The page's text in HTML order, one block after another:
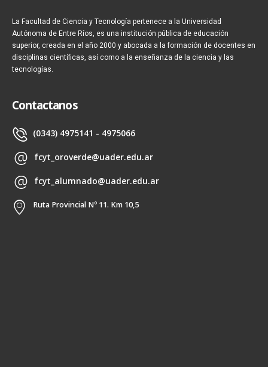
La Facultad de Ciencia y Tecnología pertenece a la Universidad
Autónoma de Entre Ríos, es una institución pública de educación
superior, creada en el año 2000 y abocada a la formación de docentes en
disciplinas científicas, así como a la enseñanza de la ciencia y las
tecnologías.
Contactanos
(0343) 4975141 - 4975066
fcyt_oroverde@uader.edu.ar
fcyt_alumnado@uader.edu.ar
Ruta Provincial Nº 11. Km 10,5